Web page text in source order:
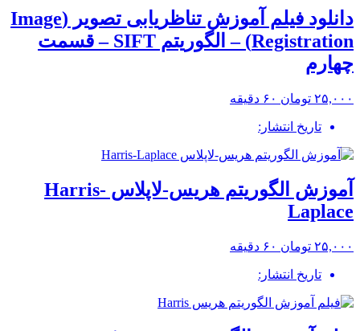
دانلود فیلم آموزش تناظریابی تصویر (Image
Registration) – الگوریتم SIFT – قسمت
چهارم
۲۵,۰۰۰ تومان ۶۰ دقیقه
تاریخ انتشار:
آموزش الگوریتم هریس-لاپلاس Harris-
Laplace
۲۵,۰۰۰ تومان ۶۰ دقیقه
تاریخ انتشار: